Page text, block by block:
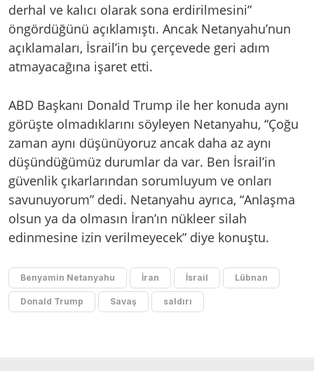
derhal ve kalıcı olarak sona erdirilmesini”
öngördüğünü açıklamıştı. Ancak Netanyahu’nun
açıklamaları, İsrail’in bu çerçevede geri adım
atmayacağına işaret etti.
ABD Başkanı Donald Trump ile her konuda aynı
görüşte olmadıklarını söyleyen Netanyahu, “Çoğu
zaman aynı düşünüyoruz ancak daha az aynı
düşündüğümüz durumlar da var. Ben İsrail’in
güvenlik çıkarlarından sorumluyum ve onları
savunuyorum” dedi. Netanyahu ayrıca, “Anlaşma
olsun ya da olmasın İran’ın nükleer silah
edinmesine izin verilmeyecek” diye konuştu.
Benyamin Netanyahu İran İsrail Lübnan
Donald Trump Savaş saldırı